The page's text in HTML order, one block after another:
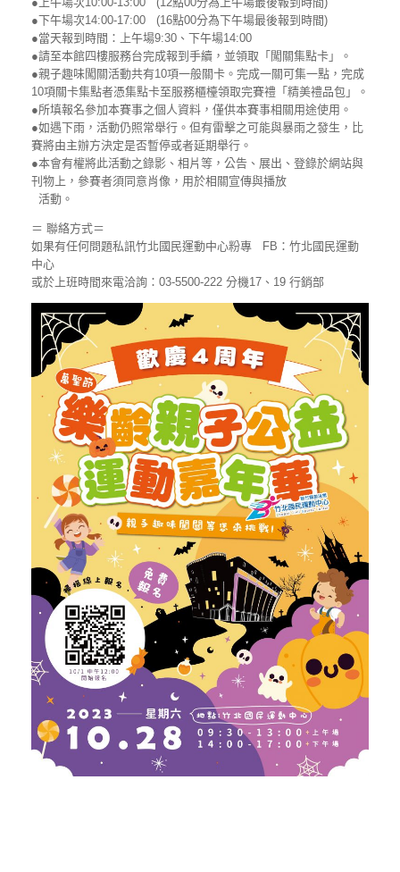
●下午場次14:00-17:00 (16點00分為下午場最後報到時間)
●當天報到時間：上午場9:30、下午場14:00
●請至本館四樓服務台完成報到手續，並領取「闖關集點卡」。
●親子趣味闖關活動共有10項一般關卡。完成一關可集一點，完成
10項關卡集點者憑集點卡至服務櫃檯領取完賽禮「精美禮品包」。
●所填報名參加本賽事之個人資料，僅供本賽事相關用途使用。
●如遇下雨，活動仍照常舉行。但有雷擊之可能與暴雨之發生，比
賽將由主辦方決定是否暫停或者延期舉行。
●本會有權將此活動之錄影、相片等，公告、展出、登錄於網站與
刊物上，參賽者須同意肖像，用於相關宣傳與播放
活動。
＝ 聯絡方式＝
如果有任何問題私訊竹北國民運動中心粉專 FB：竹北國民運動
中心
或於上班時間來電洽詢：03-5500-222 分機17、19 行銷部